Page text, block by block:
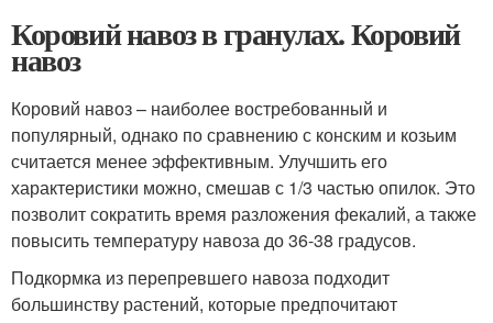
Коровий навоз в гранулах. Коровий
навоз
Коровий навоз – наиболее востребованный и
популярный, однако по сравнению с конским и козьим
считается менее эффективным. Улучшить его
характеристики можно, смешав с 1/3 частью опилок. Это
позволит сократить время разложения фекалий, а также
повысить температуру навоза до 36-38 градусов.
Подкормка из перепревшего навоза подходит
большинству растений, которые предпочитают